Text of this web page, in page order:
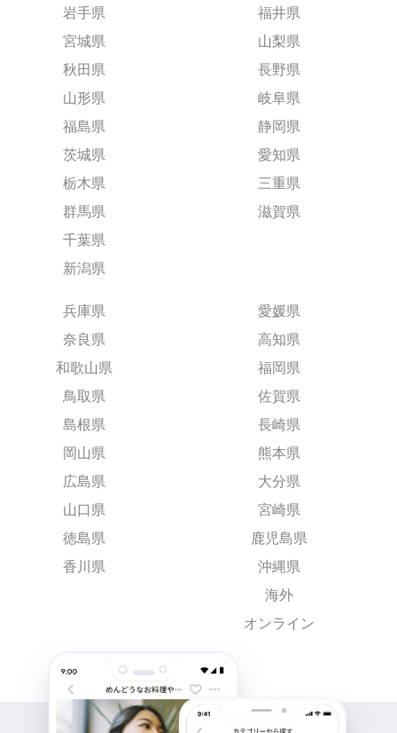
岩手県
宮城県
秋田県
山形県
福島県
茨城県
栃木県
群馬県
千葉県
新潟県
福井県
山梨県
長野県
岐阜県
静岡県
愛知県
三重県
滋賀県
兵庫県
奈良県
和歌山県
鳥取県
島根県
岡山県
広島県
山口県
徳島県
香川県
愛媛県
高知県
福岡県
佐賀県
長崎県
熊本県
大分県
宮崎県
鹿児島県
沖縄県
海外
オンライン